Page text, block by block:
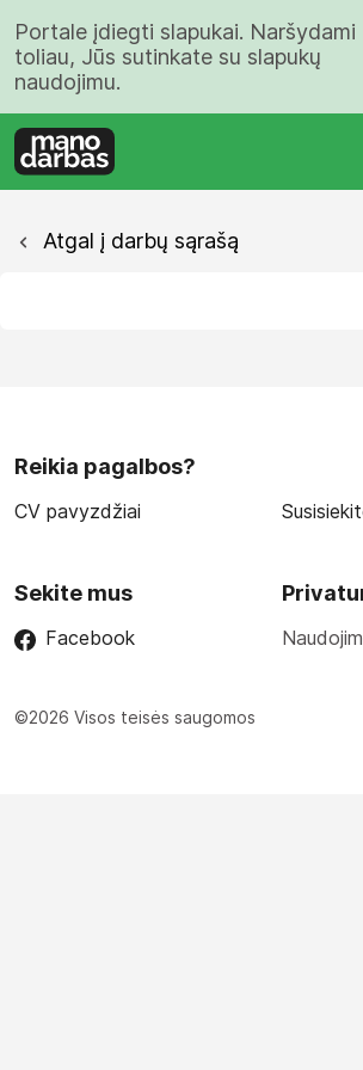
Portale įdiegti slapukai. Naršydami
toliau, Jūs sutinkate su slapukų
naudojimu.
Atgal į darbų sąrašą
Reikia pagalbos?
CV pavyzdžiai
Sekite mus
Facebook
©2026 Visos teisės saugomos